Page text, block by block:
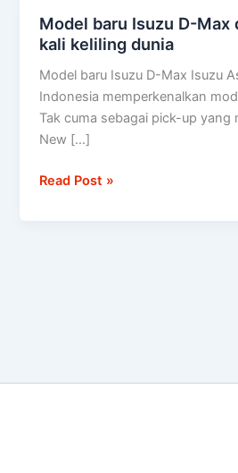
Model baru Isuzu D-Max
kali keliling dunia
Model baru Isuzu D-Max Isuzu
Indonesia memperkenalkan
Tak cuma sebagai pick-up yang
New […]
Model
baru
Isuzu
D-
Max
diuji
100
Read Post »